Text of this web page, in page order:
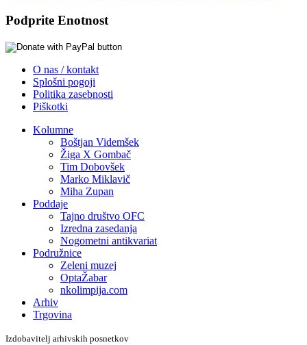
Podprite Enotnost
O nas / kontakt
Splošni pogoji
Politika zasebnosti
Piškotki
Kolumne
Boštjan Videmšek
Žiga X Gombač
Tim Dobovšek
Marko Miklavič
Miha Zupan
Poddaje
Tajno društvo OFC
Izredna zasedanja
Nogometni antikvariat
Podružnice
Zeleni muzej
OptaŽabar
nkolimpija.com
Arhiv
Trgovina
Izdobavitelj arhivskih posnetkov